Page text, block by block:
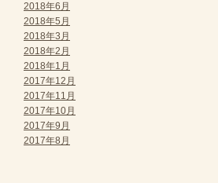
2018年6月
2018年5月
2018年3月
2018年2月
2018年1月
2017年12月
2017年11月
2017年10月
2017年9月
2017年8月